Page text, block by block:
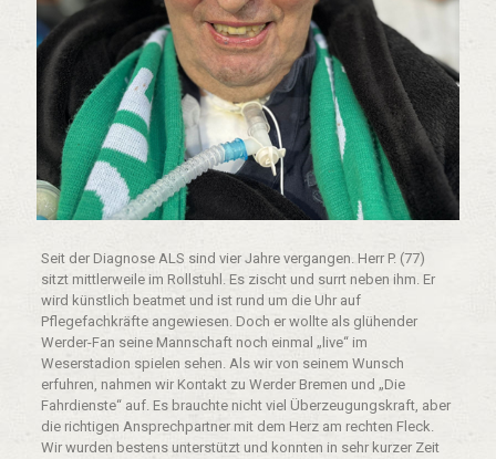
Seit der Diagnose ALS sind vier Jahre vergangen. Herr P. (77)
sitzt mittlerweile im Rollstuhl. Es zischt und surrt neben ihm. Er
wird künstlich beatmet und ist rund um die Uhr auf
Pflegefachkräfte angewiesen. Doch er wollte als glühender
Werder-Fan seine Mannschaft noch einmal „live“ im
Weserstadion spielen sehen. Als wir von seinem Wunsch
erfuhren, nahmen wir Kontakt zu Werder Bremen und „Die
Fahrdienste“ auf. Es brauchte nicht viel Überzeugungskraft, aber
die richtigen Ansprechpartner mit dem Herz am rechten Fleck.
Wir wurden bestens unterstützt und konnten in sehr kurzer Zeit